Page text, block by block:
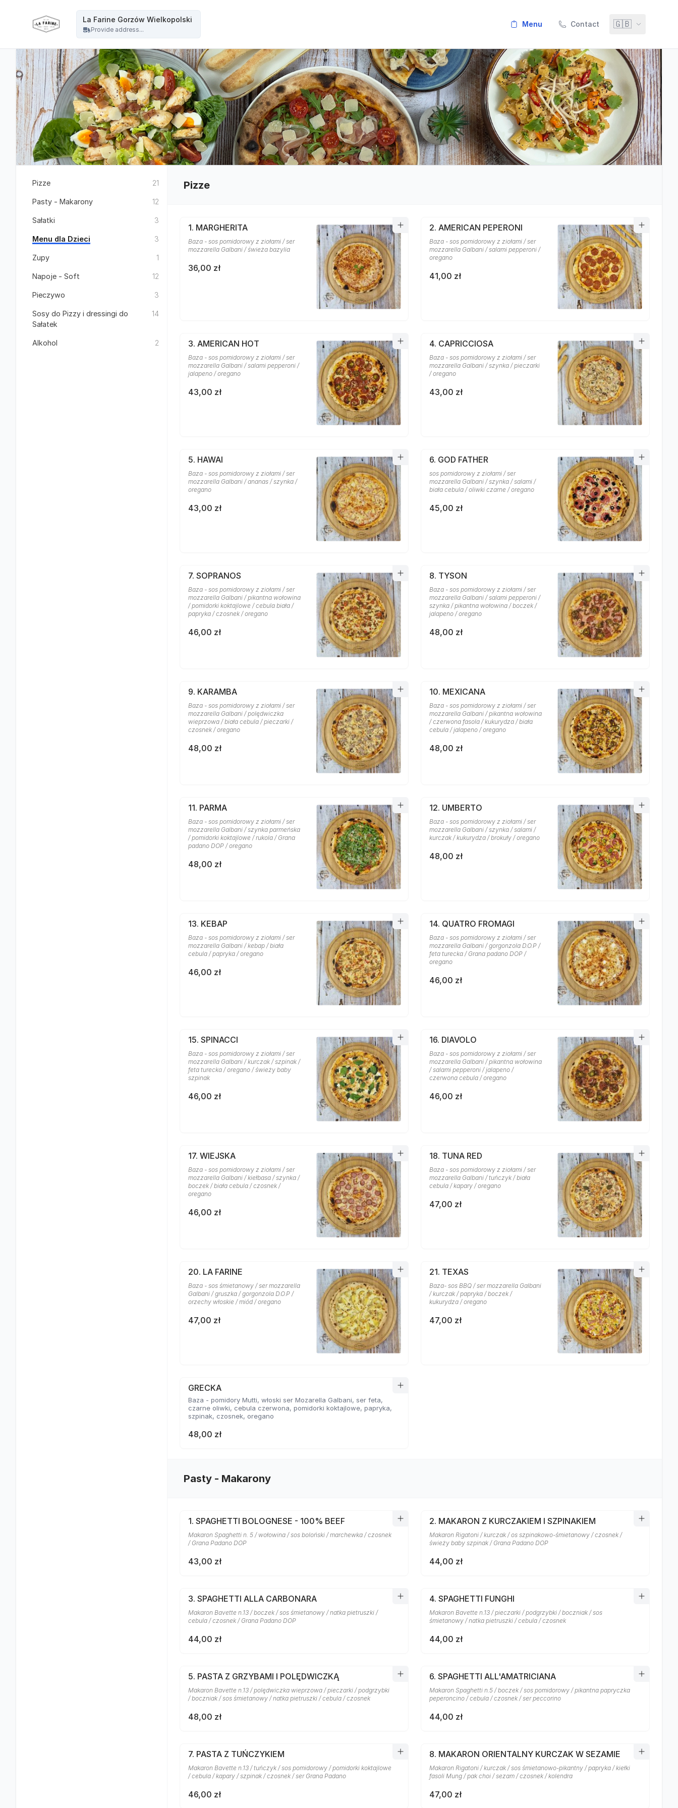
La Farine Gorzów Wielkopolski
Provide address...
menu Contact 🇬🇧
Pizze 21
Pasty - Makarony 12
Sałatki 3
Menu dla Dzieci 3
Zupy 1
Napoje - Soft 12
Pieczywo 3
Sosy do Pizzy i dressingi do
Sałatek
14
Alkohol 2
Pizze
1. MARGHERITA
Baza - sos pomidorowy z ziołami / ser
mozzarella Galbani / świeża bazylia
36,00 zł
2. AMERICAN PEPERONI
Baza - sos pomidorowy z ziołami / ser
mozzarella Galbani / salami pepperoni /
oregano
41,00 zł
3. AMERICAN HOT
Baza - sos pomidorowy z ziołami / ser
mozzarella Galbani / salami pepperoni /
jalapeno / oregano
43,00 zł
4. CAPRICCIOSA
Baza - sos pomidorowy z ziołami / ser
mozzarella Galbani / szynka / pieczarki
/ oregano
43,00 zł
5. HAWAI
Baza - sos pomidorowy z ziołami / ser
mozzarella Galbani / ananas / szynka /
oregano
43,00 zł
6. GOD FATHER
sos pomidorowy z ziołami / ser
mozzarella Galbani / szynka / salami /
biała cebula / oliwki czarne / oregano
45,00 zł
7. SOPRANOS
Baza - sos pomidorowy z ziołami / ser
mozzarella Galbani / pikantna wołowina
/ pomidorki koktajlowe / cebula biała /
papryka / czosnek / oregano
46,00 zł
8. TYSON
Baza - sos pomidorowy z ziołami / ser
mozzarella Galbani / salami pepperoni /
szynka / pikantna wołowina / boczek /
jalapeno / oregano
48,00 zł
9. KARAMBA
Baza - sos pomidorowy z ziołami / ser
mozzarella Galbani / polędwiczka
wieprzowa / biała cebula / pieczarki /
czosnek / oregano
48,00 zł
10. MEXICANA
Baza - sos pomidorowy z ziołami / ser
mozzarella Galbani / pikantna wołowina
/ czerwona fasola / kukurydza / biała
cebula / jalapeno / oregano
48,00 zł
11. PARMA
Baza - sos pomidorowy z ziołami / ser
mozzarella Galbani / szynka parmeńska
/ pomidorki koktajlowe / rukola / Grana
padano DOP / oregano
48,00 zł
12. UMBERTO
Baza - sos pomidorowy z ziołami / ser
mozzarella Galbani / szynka / salami /
kurczak / kukurydza / brokuły / oregano
48,00 zł
13. KEBAP
Baza - sos pomidorowy z ziołami / ser
mozzarella Galbani / kebap / biała
cebula / papryka / oregano
46,00 zł
14. QUATRO FROMAGI
Baza - sos pomidorowy z ziołami / ser
mozzarella Galbani / gorgonzola D.O.P /
feta turecka / Grana padano DOP /
oregano
46,00 zł
15. SPINACCI
Baza - sos pomidorowy z ziołami / ser
mozzarella Galbani / kurczak / szpinak /
feta turecka / oregano / świeży baby
szpinak
46,00 zł
16. DIAVOLO
Baza - sos pomidorowy z ziołami / ser
mozzarella Galbani / pikantna wołowina
/ salami pepperoni / jalapeno /
czerwona cebula / oregano
46,00 zł
17. WIEJSKA
Baza - sos pomidorowy z ziołami / ser
mozzarella Galbani / kiełbasa / szynka /
boczek / biała cebula / czosnek /
oregano
46,00 zł
18. TUNA RED
Baza - sos pomidorowy z ziołami / ser
mozzarella Galbani / tuńczyk / biała
cebula / kapary / oregano
47,00 zł
20. LA FARINE
Baza - sos śmietanowy / ser mozzarella
Galbani / gruszka / gorgonzola D.O.P /
orzechy włoskie / miód / oregano
47,00 zł
21. TEXAS
Baza- sos BBQ / ser mozzarella Galbani
/ kurczak / papryka / boczek /
kukurydza / oregano
47,00 zł
GRECKA
Baza - pomidory Mutti, włoski ser Mozarella Galbani, ser feta,
czarne oliwki, cebula czerwona, pomidorki koktajlowe, papryka,
szpinak, czosnek, oregano
48,00 zł
Pasty - Makarony
1. SPAGHETTI BOLOGNESE - 100% BEEF
Makaron Spaghetti n. 5 / wołowina / sos boloński / marchewka / czosnek
/ Grana Padano DOP
43,00 zł
2. MAKARON Z KURCZAKIEM I SZPINAKIEM
Makaron Rigatoni / kurczak / os szpinakowo-śmietanowy / czosnek /
świeży baby szpinak / Grana Padano DOP
44,00 zł
3. SPAGHETTI ALLA CARBONARA
Makaron Bavette n.13 / boczek / sos śmietanowy / natka pietruszki /
cebula / czosnek / Grana Padano DOP
44,00 zł
4. SPAGHETTI FUNGHI
Makaron Bavette n.13 / pieczarki / podgrzybki / boczniak / sos
śmietanowy / natka pietruszki / cebula / czosnek
44,00 zł
5. PASTA Z GRZYBAMI I POLĘDWICZKĄ
Makaron Bavette n.13 / polędwiczka wieprzowa / pieczarki / podgrzybki
/ boczniak / sos śmietanowy / natka pietruszki / cebula / czosnek
48,00 zł
6. SPAGHETTI ALL'AMATRICIANA
Makaron Spaghetti n.5 / boczek / sos pomidorowy / pikantna papryczka
peperoncino / cebula / czosnek / ser peccorino
44,00 zł
7. PASTA Z TUŃCZYKIEM
Makaron Bavette n.13 / tuńczyk / sos pomidorowy / pomidorki koktajlowe
/ cebula / kapary / szpinak / czosnek / ser Grana Padano
46,00 zł
8. MAKARON ORIENTALNY KURCZAK W SEZAMIE
Makaron Rigatoni / kurczak / sos śmietanowo-pikantny / papryka / kiełki
fasoli Mung / pak choi / sezam / czosnek / kolendra
47,00 zł